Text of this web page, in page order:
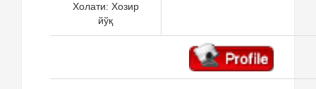
Холати: Хозир
йўқ